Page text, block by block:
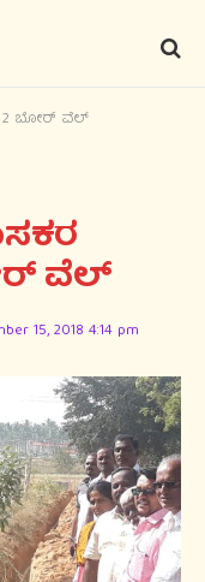
2 ಬೋರ್ ವೆಲ್
ವೆಲ್
15, 2018 4:14 pm